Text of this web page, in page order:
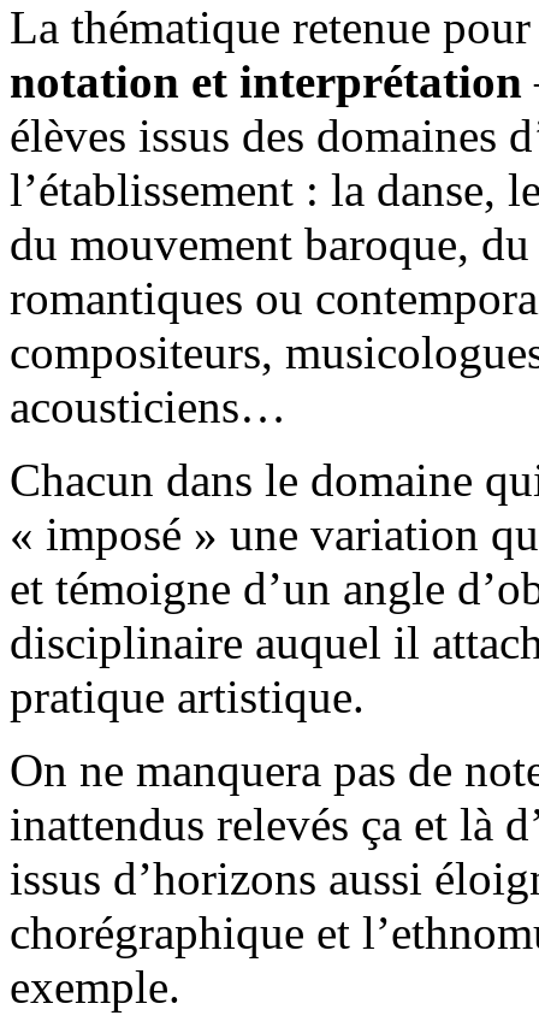
La thématique retenue
notation et interprétation
élèves issus des domaines
l’établissement : la danse,
du mouvement baroque,
romantiques ou
compositeurs,
acousticiens…
Chacun dans le domaine
« imposé » une variation
et témoigne d’un angle
disciplinaire auquel il
pratique artistique.
On ne manquera pas de
inattendus relevés ça et là
issus d’horizons aussi
chorégraphique et
exemple.